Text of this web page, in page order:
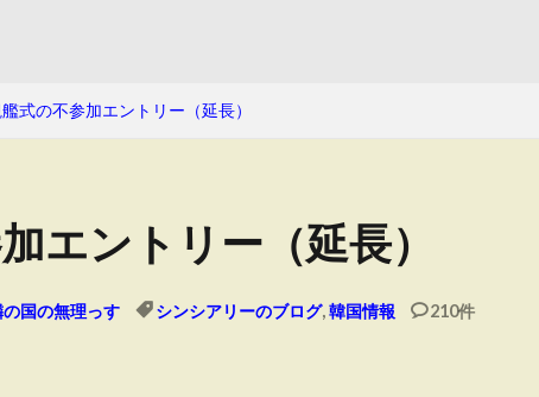
式の不参加エントリー（延長）
エントリー（延長）
の国の無理っす シンシアリーのブログ,韓国情報 210件